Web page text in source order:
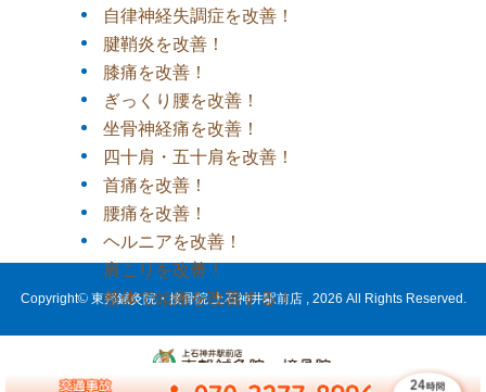
自律神経失調症を改善！
腱鞘炎を改善！
膝痛を改善！
ぎっくり腰を改善！
坐骨神経痛を改善！
四十肩・五十肩を改善！
首痛を改善！
腰痛を改善！
ヘルニアを改善！
肩こりを改善！
整体で頭痛を改善する！
Copyright© 東邦鍼灸院・接骨院 上石神井駅前店 , 2026 All Rights Reserved.